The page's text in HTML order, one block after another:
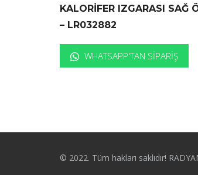
KALORİFER IZGARASI SAĞ
– LR032882
WHATSAPP'TAN SIPARIŞ
© 2022. Tüm hakları saklıdır!